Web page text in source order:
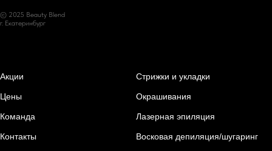
© 2025 Beauty Blend
г. Екатеринбург
Акции
Цены
Команда
Контакты
Стрижки и укладки
Окрашивания
Лазерная эпиляция
Восковая депиляция/шугаринг